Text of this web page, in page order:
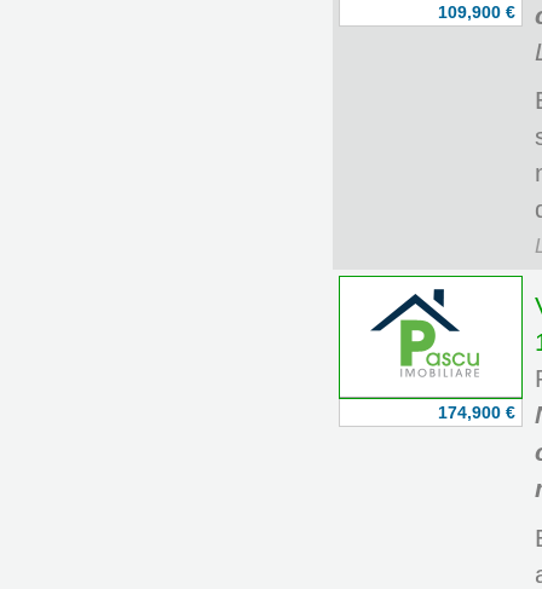
109,900 €
174,900 €